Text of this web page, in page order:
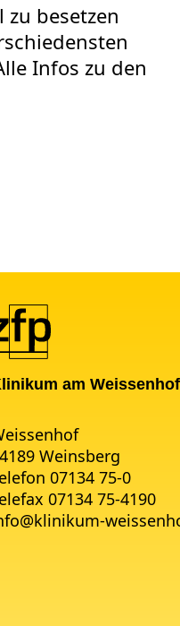
besetzen
Infos zu den
am Weissenhof
Weinsberg
07134 75-0
07134 75-4190
@klinikum-